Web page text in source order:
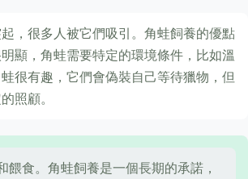
，很多人被它們吸引。角蛙飼養的優點
顯，角蛙需要特定的環境條件，比如溫
很有趣，它們會偽裝自己等待獵物，但
照顧。
食。角蛙飼養是一個長期的承諾，